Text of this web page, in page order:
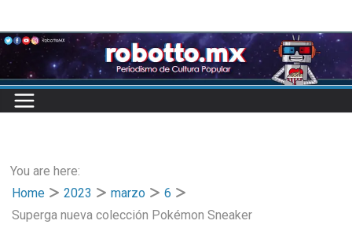
to
content
You are here:
Home
2023 marzo
6
Superga nueva colección Pokémon Sneaker